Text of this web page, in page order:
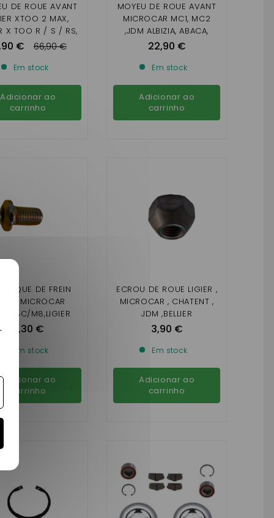
DE ROUE AVANT
XTOO 2 MAX,
X TOO R / S / RS,
MICROCAR
€ 66,90 €
Em stock
Adicionar ao
carrinho
MOYEU DE ROUE AVANT
MICROCAR MC1, MC2
,JDM ALBIZIA, ABACA,
ALOES 1ER MONTAGE
22,90 €
Em stock
Adicionar ao
carrinho
DISQUE DE FREIN
MICROCAR
F8C/M8,LIGIER
IXO,JS50/DUE
0,30 €
Em stock
Adicionar ao
carrinho
ECROU DE ROUE LIGIER ,
MICROCAR , CHATENT ,
JDM ,BELLIER
3,90 €
Em stock
Adicionar ao
carrinho